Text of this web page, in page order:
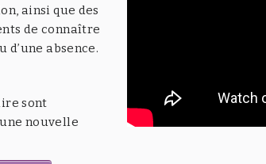
ainsi que des
de connaître
absence.
sont
nouvelle